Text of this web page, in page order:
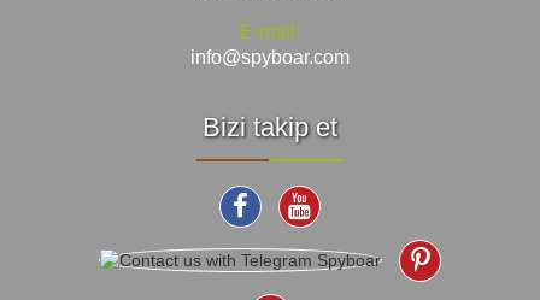
E-mail:
info@spyboar.com
Bizi takip et